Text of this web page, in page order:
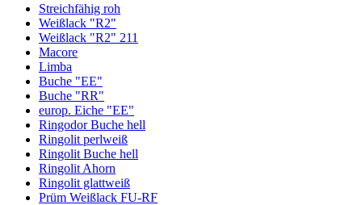
Streichfähig roh
Weißlack "R2"
Weißlack "R2" 211
Macore
Limba
Buche "EE"
Buche "RR"
europ. Eiche "EE"
Ringodor Buche hell
Ringolit perlweiß
Ringolit Buche hell
Ringolit Ahorn
Ringolit glattweiß
Prüm Weißlack FU-RF